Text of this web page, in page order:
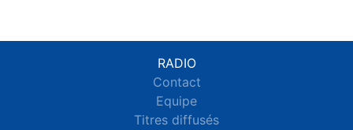
RADIO
Contact
Equipe
Titres diffusés